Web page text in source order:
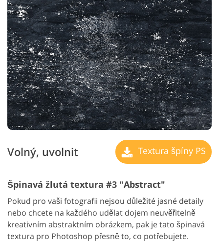
Volný, uvolnit Textura špíny PS
Špinavá žlutá textura #3 "Abstract"
Pokud pro vaši fotografii nejsou důležité jasné detaily
nebo chcete na každého udělat dojem neuvěřitelně
kreativním abstraktním obrázkem, pak je tato špinavá
textura pro Photoshop přesně to, co potřebujete.